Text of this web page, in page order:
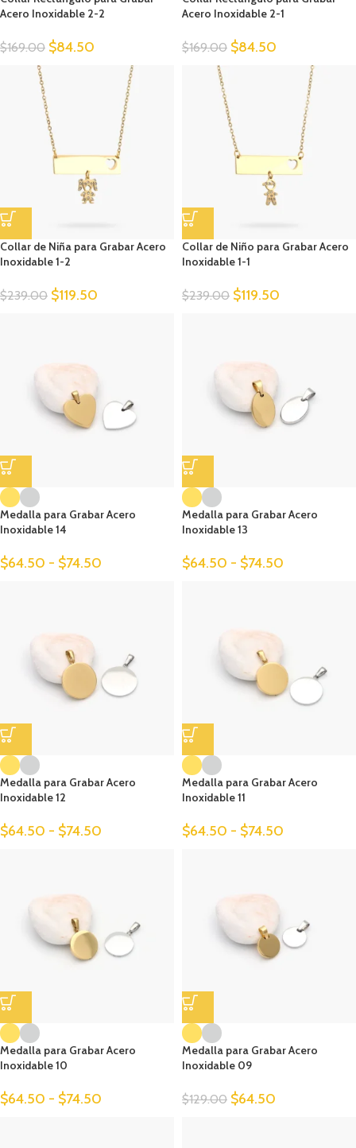
Acero Inoxidable 2-2
$169.00 $84.50
Acero Inoxidable 2-1
$169.00 $84.50
Collar de Niña para Grabar Acero
Inoxidable 1-2
$239.00 $119.50
Collar de Niño para Grabar Acero
Inoxidable 1-1
$239.00 $119.50
Medalla para Grabar Acero
Inoxidable 14
$64.50 - $74.50
Medalla para Grabar Acero
Inoxidable 13
$64.50 - $74.50
Medalla para Grabar Acero
Inoxidable 12
$64.50 - $74.50
Medalla para Grabar Acero
Inoxidable 11
$64.50 - $74.50
Medalla para Grabar Acero
Inoxidable 10
$64.50 - $74.50
Medalla para Grabar Acero
Inoxidable 09
$129.00 $64.50